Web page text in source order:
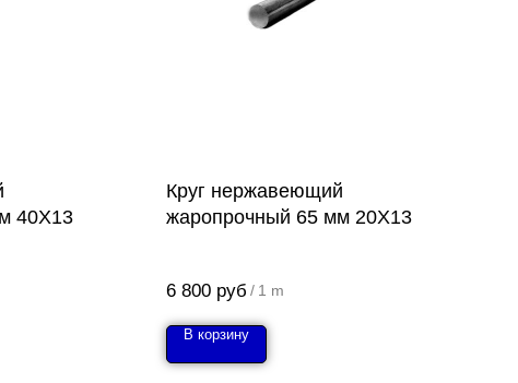
40Х13
Круг нержавеющий
жаропрочный 65 мм 20Х13
6 800 руб / 1 m
В корзину